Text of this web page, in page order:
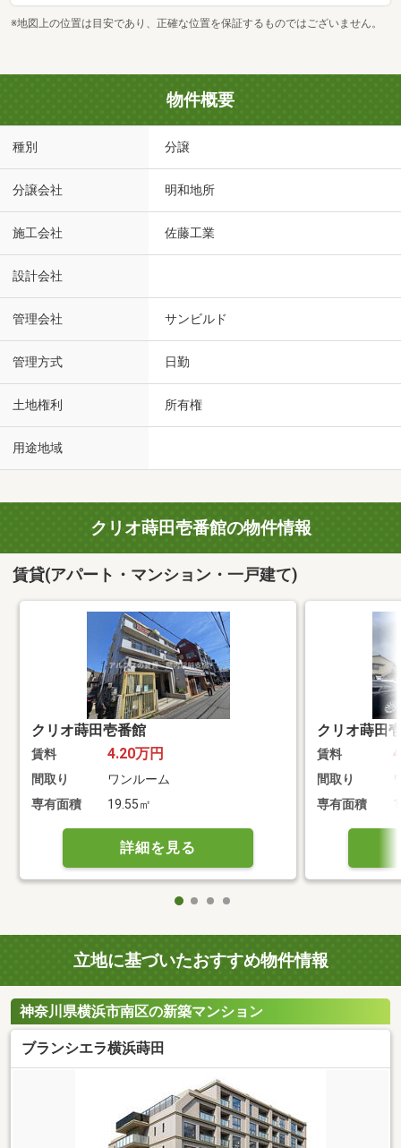
※地図上の位置は目安であり、正確な位置を保証するものではございません。
物件概要
種別 分譲
分譲会社 明和地所
施工会社 佐藤工業
設計会社
管理会社 サンビルド
管理方式 日勤
土地権利 所有権
用途地域
クリオ蒔田壱番館の物件情報
賃貸(アパート・マンション・一戸建て)
クリオ蒔田壱番館
賃料 4.20万円
間取り
ワンルーム
専有面積
19.55㎡
詳細を見る
クリオ蒔田
賃料
間取り
専有面積
立地に基づいたおすすめ物件情報
神奈川県横浜市南区の新築マンション
ブランシエラ横浜蒔田